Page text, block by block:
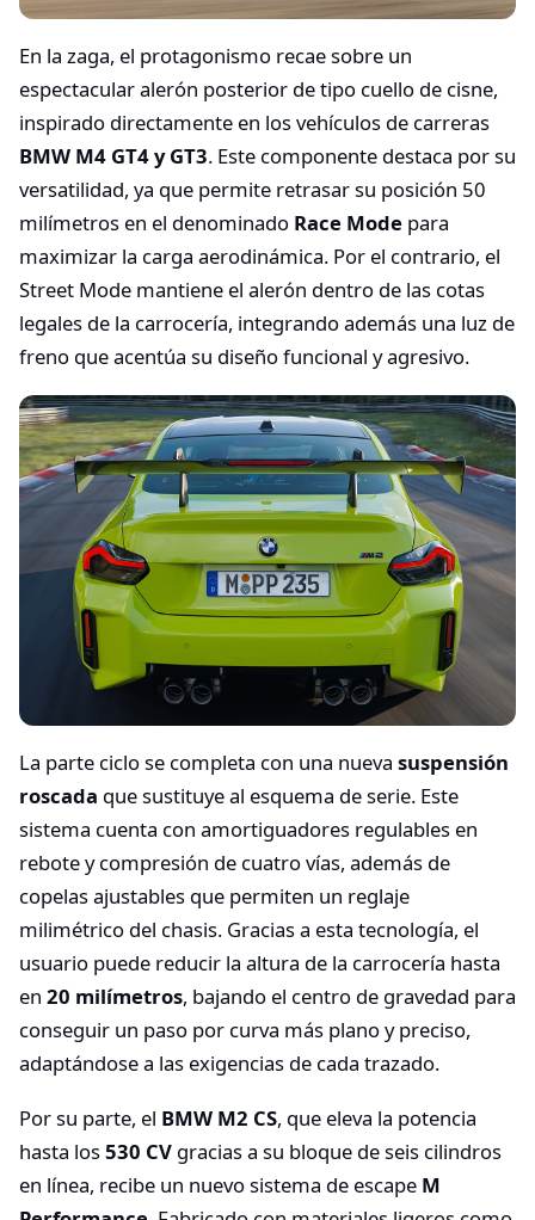
En la zaga, el protagonismo recae sobre un
espectacular alerón posterior de tipo cuello de cisne,
inspirado directamente en los vehículos de carreras
BMW M4 GT4 y GT3. Este componente destaca por su
versatilidad, ya que permite retrasar su posición 50
milímetros en el denominado Race Mode para
maximizar la carga aerodinámica. Por el contrario, el
Street Mode mantiene el alerón dentro de las cotas
legales de la carrocería, integrando además una luz de
freno que acentúa su diseño funcional y agresivo.
La parte ciclo se completa con una nueva suspensión
roscada que sustituye al esquema de serie. Este
sistema cuenta con amortiguadores regulables en
rebote y compresión de cuatro vías, además de
copelas ajustables que permiten un reglaje
milimétrico del chasis. Gracias a esta tecnología, el
usuario puede reducir la altura de la carrocería hasta
en 20 milímetros, bajando el centro de gravedad para
conseguir un paso por curva más plano y preciso,
adaptándose a las exigencias de cada trazado.
Por su parte, el BMW M2 CS, que eleva la potencia
hasta los530 CV gracias a su bloque de seis cilindros
en línea, recibe un nuevo sistema de escape M